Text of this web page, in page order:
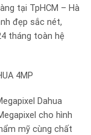
tại TpHCM – Hà
đẹp sắc nét,
tháng toàn hệ
4MP
Dahua
cho hình
mỹ cùng chất